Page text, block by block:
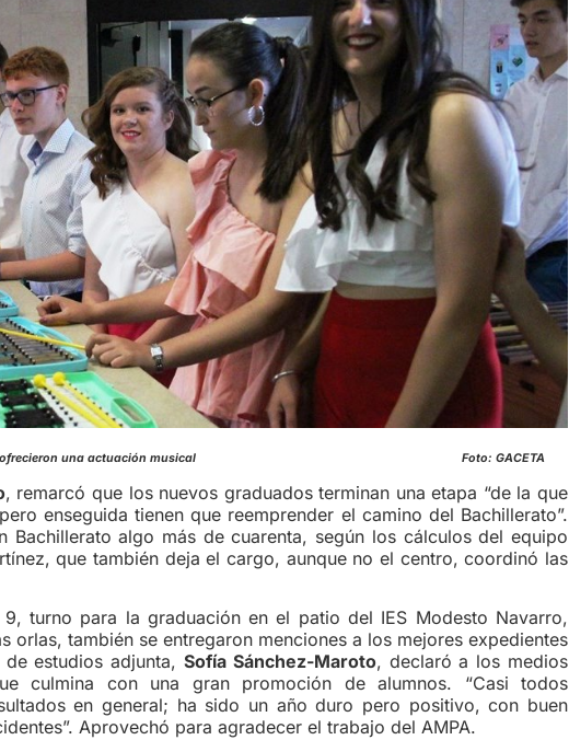
‘Clara’ ofrecieron una actuación musical Foto: GACETA
, remarcó que los nuevos graduados terminan una etapa “de la que
enseguida tienen que reemprender el camino del Bachillerato”.
Bachillerato algo más de cuarenta, según los cálculos del equipo
que también deja el cargo, aunque no el centro, coordinó las
turno para la graduación en el patio del IES Modesto Navarro,
orlas, también se entregaron menciones a los mejores expedientes
estudios adjunta, Sofía Sánchez-Maroto, declaró a los medios
culmina con una gran promoción de alumnos. “Casi todos
en general; ha sido un año duro pero positivo, con buen
Aprovechó para agradecer el trabajo del AMPA.